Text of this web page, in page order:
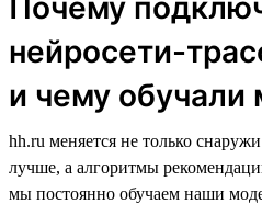
Почему
нейросети-
и чему обучали
hh.ru меняется не только
лучше, а алгоритмы
мы постоянно обучаем наши